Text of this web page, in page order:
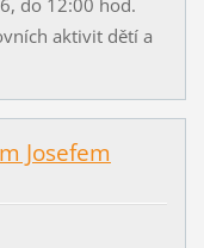
aktivit dětí a
Josefem